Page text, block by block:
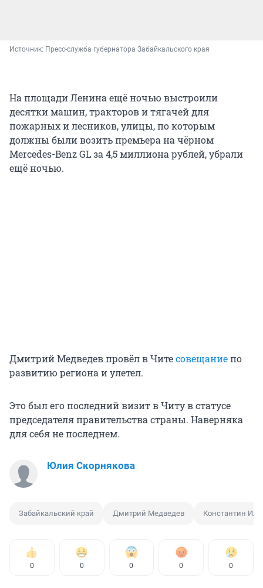
Источник: Пресс-служба губернатора Забайкальского края
На площади Ленина ещё ночью выстроили
десятки машин, тракторов и тягачей для
пожарных и лесников, улицы, по которым
должны были возить премьера на чёрном
Mercedes-Benz GL за 4,5 миллиона рублей, убрали
ещё ночью.
Дмитрий Медведев провёл в Читесовещаниепо
развитию региона и улетел.
Это был его последний визит в Читу в статусе
председателя правительства страны. Наверняка
для себя не последнем.
Юлия Скорнякова
Забайкальский край Дмитрий Медведев Константин
0 0 0 0 0